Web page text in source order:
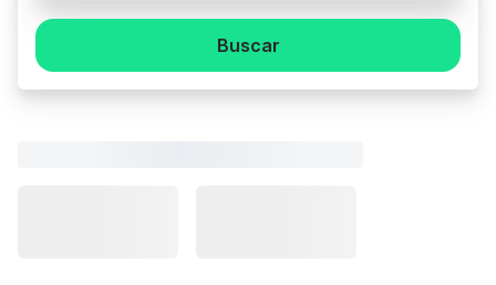
Buscar